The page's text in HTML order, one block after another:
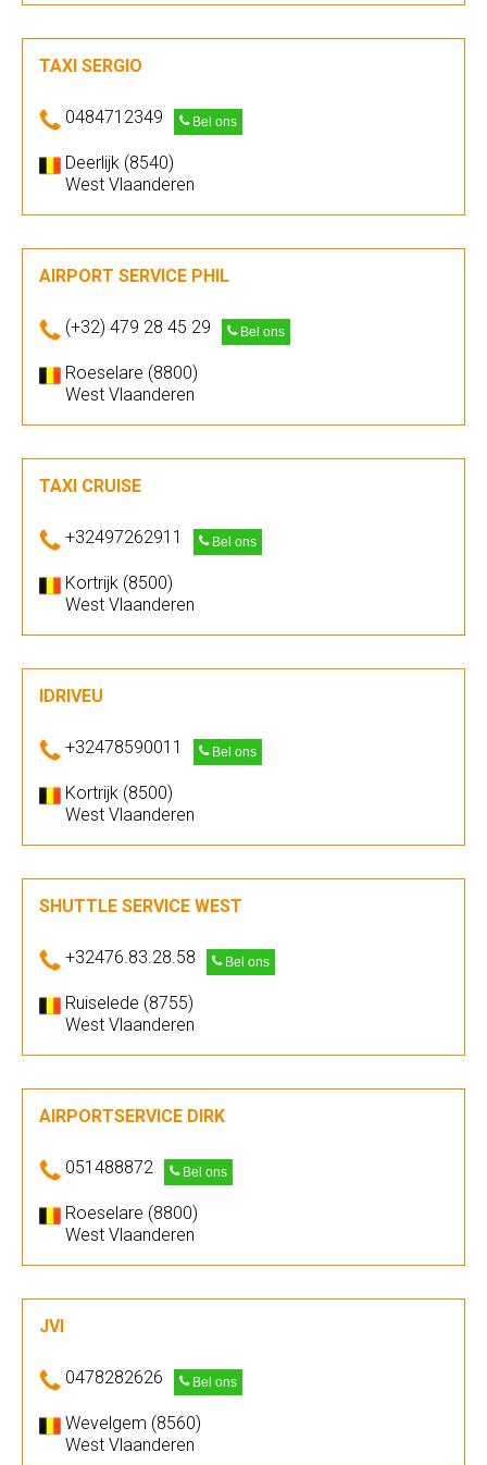
TAXI SERGIO
0484712349 Bel ons
Deerlijk (8540)
West Vlaanderen
AIRPORT SERVICE PHIL
(+32) 479 28 45 29 Bel ons
Roeselare (8800)
West Vlaanderen
TAXI CRUISE
+32497262911 Bel ons
Kortrijk (8500)
West Vlaanderen
IDRIVEU
+32478590011 Bel ons
Kortrijk (8500)
West Vlaanderen
SHUTTLE SERVICE WEST
+32476.83.28.58 Bel ons
Ruiselede (8755)
West Vlaanderen
AIRPORTSERVICE DIRK
051488872 Bel ons
Roeselare (8800)
West Vlaanderen
JVI
0478282626 Bel ons
Wevelgem (8560)
West Vlaanderen